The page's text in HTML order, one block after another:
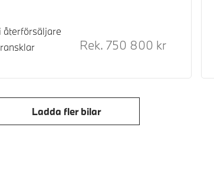
återförsäljare
Rek. ord pris
Rek.750 800 kr
Ladda fler bilar